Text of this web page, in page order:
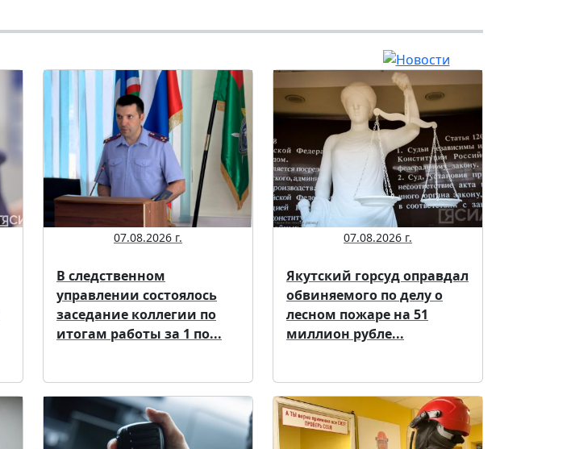
07.08.2026 г.
В следственном
управлении состоялось
заседание коллегии по
итогам работы за 1 по...
07.08.2026 г.
Якутский горсуд оправдал
обвиняемого по делу о
лесном пожаре на 51
миллион рубле...